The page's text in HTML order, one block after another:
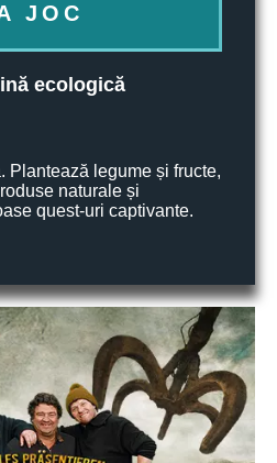
JOC
ecologică
Plantează legume și fructe,
naturale și
quest-uri captivante.